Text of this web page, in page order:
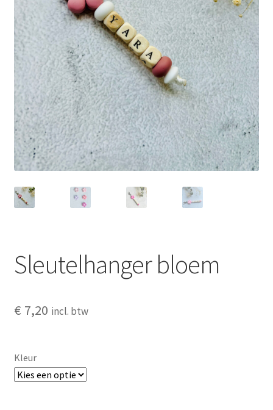
Terugbetaal- en retourneringsbeleid
Waarom Bijzonder&Lief?
Winkel
Winkelwagen
Sleutelhanger bloem
€ 7,20 incl. btw
Kleur